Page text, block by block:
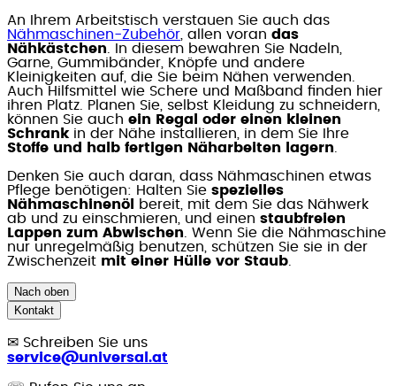
An Ihrem Arbeitstisch verstauen Sie auch das
Nähmaschinen-Zubehör , allen voran das
Nähkästchen . In diesem bewahren Sie Nadeln,
Garne, Gummibänder, Knöpfe und andere
Kleinigkeiten auf, die Sie beim Nähen verwenden.
Auch Hilfsmittel wie Schere und Maßband finden hier
ihren Platz. Planen Sie, selbst Kleidung zu schneidern,
können Sie auch ein Regal oder einen kleinen
Schrank in der Nähe installieren, in dem Sie Ihre
Stoffe und halb fertigen Näharbeiten lagern
Denken Sie auch daran, dass Nähmaschinen etwas
Pflege benötigen: Halten Sie spezielles
Nähmaschinenöl
bereit, mit dem Sie das Nähwerk
ab und zu einschmieren, und einen staubfreien
Lappen zum Abwischen . Wenn Sie die Nähmaschine
nur unregelmäßig benutzen, schützen Sie sie in der
Zwischenzeit mit einer Hülle vor Staub
Nach oben
Kontakt
✉ Schreiben Sie uns
service@universal.at